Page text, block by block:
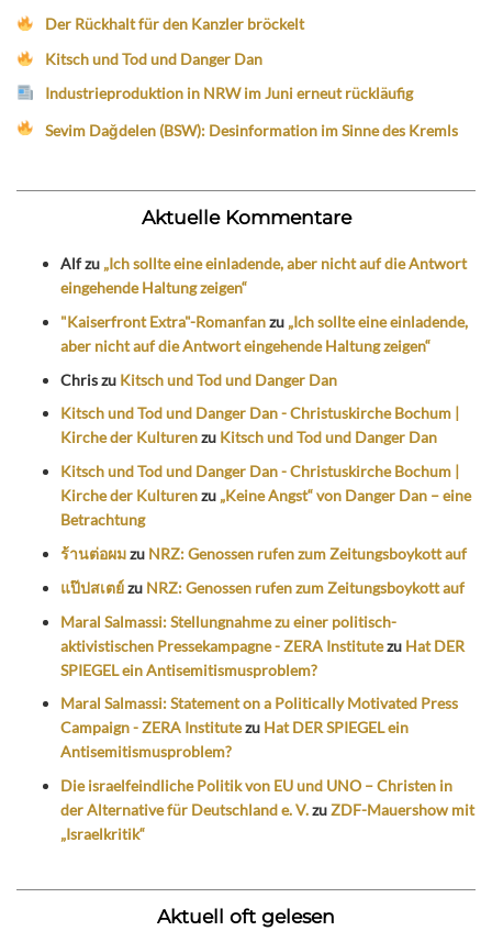
Der Rückhalt für den Kanzler bröckelt
Kitsch und Tod und Danger Dan
Industrieproduktion in NRW im Juni erneut rückläufig
Sevim Dağdelen (BSW): Desinformation im Sinne des Kremls
Aktuelle Kommentare
Alfzu „Ich sollte eine einladende, aber nicht auf die Antwort
eingehende Haltung zeigen“
"Kaiserfront Extra"-Romanfanzu „Ich sollte eine einladende,
aber nicht auf die Antwort eingehende Haltung zeigen“
Chriszu Kitsch und Tod und Danger Dan
Kitsch und Tod und Danger Dan - Christuskirche Bochum |
Kirche der Kulturenzu Kitsch und Tod und Danger Dan
Kitsch und Tod und Danger Dan - Christuskirche Bochum |
Kirche der Kulturenzu „Keine Angst“ von Danger Dan – eine
Betrachtung
ร้านต่อผมzu NRZ: Genossen rufen zum Zeitungsboykott auf
แป๊ปสเตย์zu NRZ: Genossen rufen zum Zeitungsboykott auf
Maral Salmassi: Stellungnahme zu einer politisch-
aktivistischen Pressekampagne - ZERA Institutezu Hat DER
SPIEGEL ein Antisemitismusproblem?
Maral Salmassi: Statement on a Politically Motivated Press
Campaign - ZERA Institutezu Hat DER SPIEGEL ein
Antisemitismusproblem?
Die israelfeindliche Politik von EU und UNO – Christen in
der Alternative für Deutschland e. V.zuZDF-Mauershow mit
„Israelkritik“
Aktuell oft gelesen